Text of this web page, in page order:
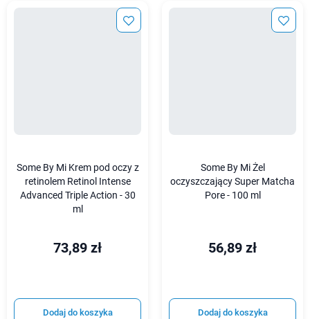
Some By Mi Krem pod oczy z
retinolem Retinol Intense
Advanced Triple Action - 30
ml
73,89 zł
Dodaj do koszyka
Some By Mi Żel
oczyszczający Super Matcha
Pore - 100 ml
56,89 zł
Dodaj do koszyka